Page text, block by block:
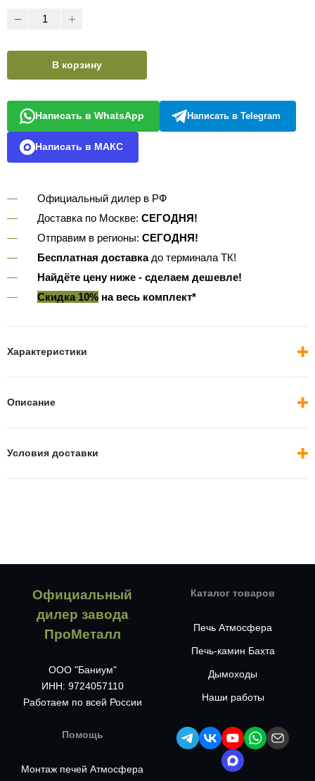
В корзину
Написать в WhatsApp Написать в Telegram
Написать в МАКС
Официальный дилер в РФ
Доставка по Москве: СЕГОДНЯ!
Отправим в регионы: СЕГОДНЯ!
Бесплатная доставкадо терминала ТК!
Найдёте цену ниже - сделаем дешевле!
Скидка 10%на весь комплект*
Характеристики
Описание
Условия доставки
Официальный
дилер завода
ПроМеталл
ООО "Баниум"
ИНН: 9724057110
Работаем по всей России
Каталог товаров
Печь Атмосфера
Печь-камин Бахта
Дымоходы
Наши работы
Помощь
Монтаж печей Атмосфера